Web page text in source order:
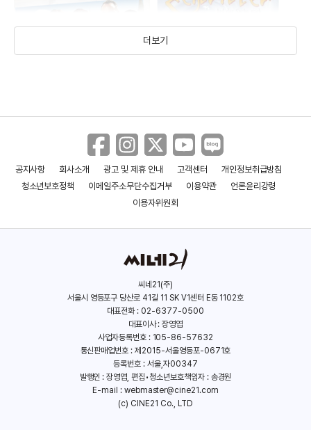
유 돈 추스 유어 패밀리 비지터 2
더보기
공지사항 회사소개 광고 및 제휴 안내 고객센터
개인정보취급방침
청소년보호정책
이메일주소무단수집거부 이용약관
언론윤리강령
이용자위원회
씨네21(주)
서울시 영등포구 당산로 41길 11 SK V1센터 E동 1102호
대표전화 : 02-6377-0500
대표이사 : 장영엽
사업자등록번호 : 105-86-57632
통신판매업번호 : 제2015-서울영등포-0671호
등록번호 : 서울,자00347
발행인 : 장영엽, 편집•청소년보호책임자 : 송경원
E-mail : webmaster@cine21.com
(c) CINE21 Co., LTD